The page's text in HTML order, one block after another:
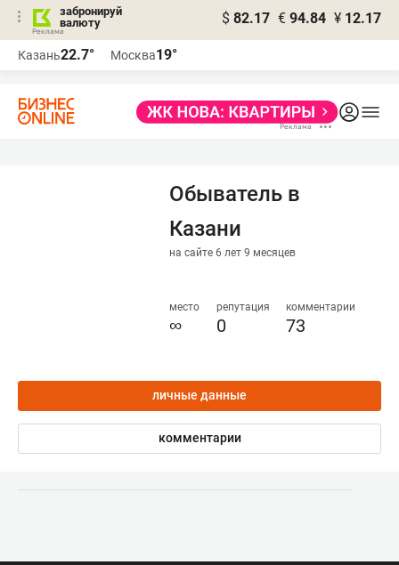
забронируй
валюту
$ 82.17 € 94.84 ¥ 12.17
Казань22.7° Москва19°
Обыватель в
Казани
на сайте 6 лет 9 месяцев
место
∞
репутация
0
комментарии
73
личные данные
комментарии